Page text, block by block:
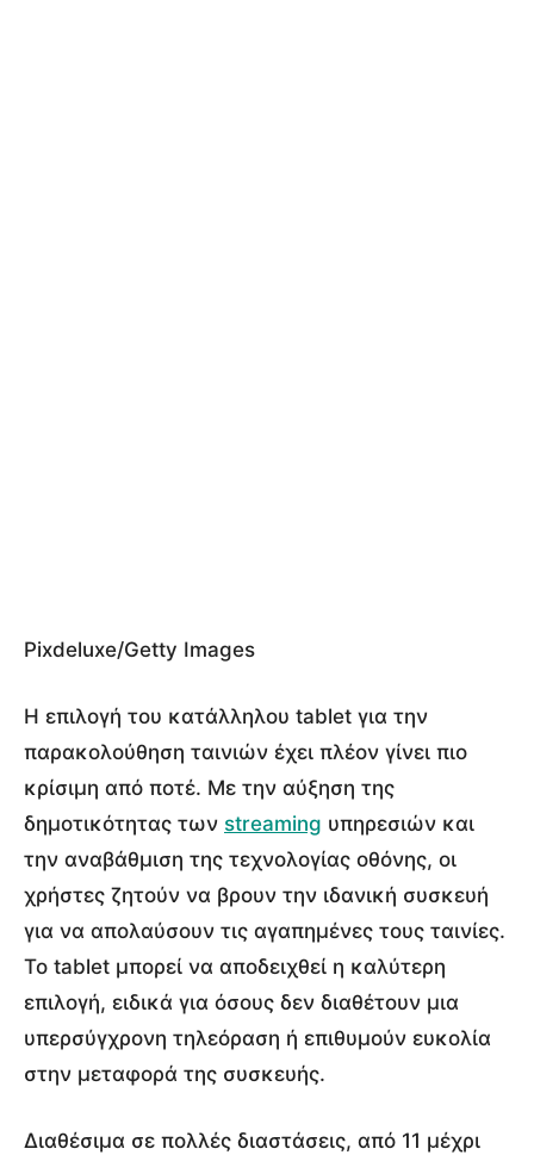
Pixdeluxe/Getty Images
Η επιλογή του κατάλληλου tablet για την
παρακολούθηση ταινιών έχει πλέον γίνει πιο
κρίσιμη από ποτέ. Με την αύξηση της
δημοτικότητας των streaming υπηρεσιών και
την αναβάθμιση της τεχνολογίας οθόνης, οι
χρήστες ζητούν να βρουν την ιδανική συσκευή
για να απολαύσουν τις αγαπημένες τους ταινίες.
Το tablet μπορεί να αποδειχθεί η καλύτερη
επιλογή, ειδικά για όσους δεν διαθέτουν μια
υπερσύγχρονη τηλεόραση ή επιθυμούν ευκολία
στην μεταφορά της συσκευής.
Διαθέσιμα σε πολλές διαστάσεις, από 11 μέχρι